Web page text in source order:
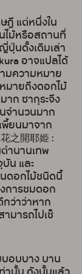
ฎี แต่หนึ่งใน
ไม้หรือสถานที่
ปุ่นดั้งเดิมเล่า
อาจแปลได้
มความหมาย
มายถึงดอกไม้
าก ซากุระจึง
จำนวนมาก
ยนมาจาก
之開耶姫 :
ำนานเทพ
น และ
ดอกไม้ชนิดนี้
งการชมดอก
ว่าว่าหาก
มารถไปเช็
อบบาง บาน